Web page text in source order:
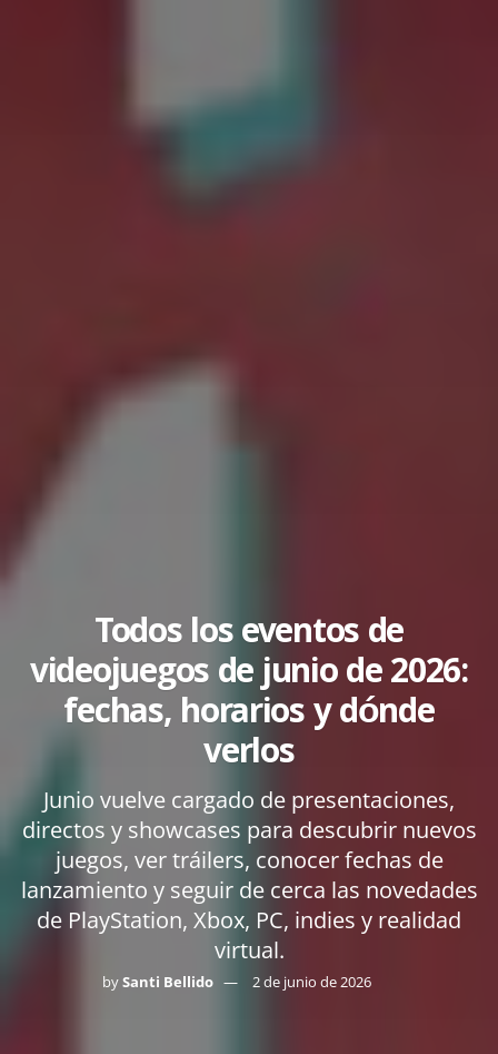
Todos los eventos de
videojuegos de junio de 2026:
fechas, horarios y dónde
verlos
Junio vuelve cargado de presentaciones,
directos y showcases para descubrir nuevos
juegos, ver tráilers, conocer fechas de
lanzamiento y seguir de cerca las novedades
de PlayStation, Xbox, PC, indies y realidad
virtual.
bySanti Bellido 2 de junio de 2026